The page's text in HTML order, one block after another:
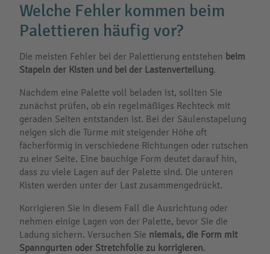
Welche Fehler kommen beim
Palettieren häufig vor?
Die meisten Fehler bei der Palettierung entstehen beim
Stapeln der Kisten und bei der Lastenverteilung.
Nachdem eine Palette voll beladen ist, sollten Sie
zunächst prüfen, ob ein regelmäßiges Rechteck mit
geraden Seiten entstanden ist. Bei der Säulenstapelung
neigen sich die Türme mit steigender Höhe oft
fächerförmig in verschiedene Richtungen oder rutschen
zu einer Seite. Eine bauchige Form deutet darauf hin,
dass zu viele Lagen auf der Palette sind. Die unteren
Kisten werden unter der Last zusammengedrückt.
Korrigieren Sie in diesem Fall die Ausrichtung oder
nehmen einige Lagen von der Palette, bevor Sie die
Ladung sichern. Versuchen Sie niemals, die Form mit
Spanngurten oder Stretchfolie zu korrigieren.